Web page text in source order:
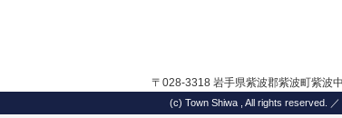
〒028-3318 岩手県紫波郡紫波町紫波
(c) Town Shiwa , All rights reserved.